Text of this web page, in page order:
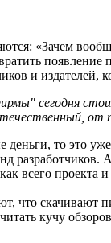
«Зачем
и
сегодня
деньги, то это
всего
что скачивают
кучу